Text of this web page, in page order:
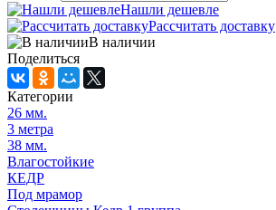
Нашли дешевле
Рассчитать доставку
В наличии
Поделиться
Категории
26 мм.
3 метра
38 мм.
Влагостойкие
КЕДР
Под мрамор